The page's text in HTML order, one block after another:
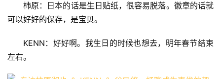
柿原：日本的话是生日贴纸，很容易脱落。徽章的话就
可以好好的保存，是宝贝。
KENN：好好啊。我生日的时候也想去，明年春节结束
左右。